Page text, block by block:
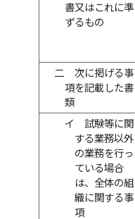
書又はこれに準
ずるもの
二
次に掲げる事
項を記載した書
類
イ
試験等に関
する業務以外
の業務を行っ
ている場合
は、全体の組
織に関する事
項